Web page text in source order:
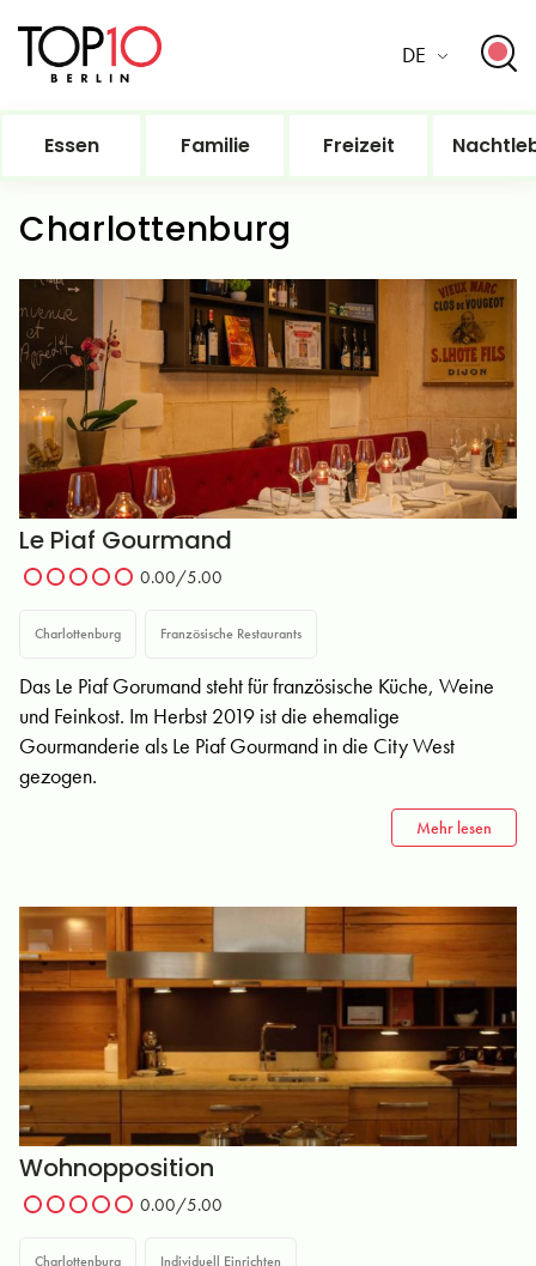
DE
Essen Familie Freizeit
Charlottenburg
Le Piaf Gourmand
0.00/5.00
Charlottenburg Französische Restaurants
Das Le Piaf Gorumand steht für französische Küche, Weine
und Feinkost. Im Herbst 2019 ist die ehemalige
Gourmanderie als Le Piaf Gourmand in die City West
gezogen.
Mehr lesen
Wohnopposition
0.00/5.00
Charlottenburg Individuell Einrichten